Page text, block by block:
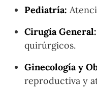
Pediatría:
Cirugía General:
quirúrgicos.
Ginecología y
reproductiva y